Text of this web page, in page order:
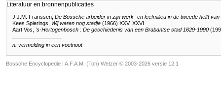
Literatuur en bronnenpublicaties
J.J.M. Franssen, De Bossche arbeider in zijn werk- en leefmilieu in de tweede helft
Kees Spierings, Wij waren nog stadje (1966) XXV, XXVI
Aart Vos, 's-Hertogenbosch : De geschiedenis van een Brabantse stad 1629-1990
n: vermelding in een voetnoot
Bossche Encyclopedie | A.F.A.M. (Ton) Wetzer © 2003-2026 versie 12.1